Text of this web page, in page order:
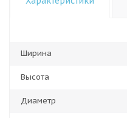
Ширина
Высота
Диаметр